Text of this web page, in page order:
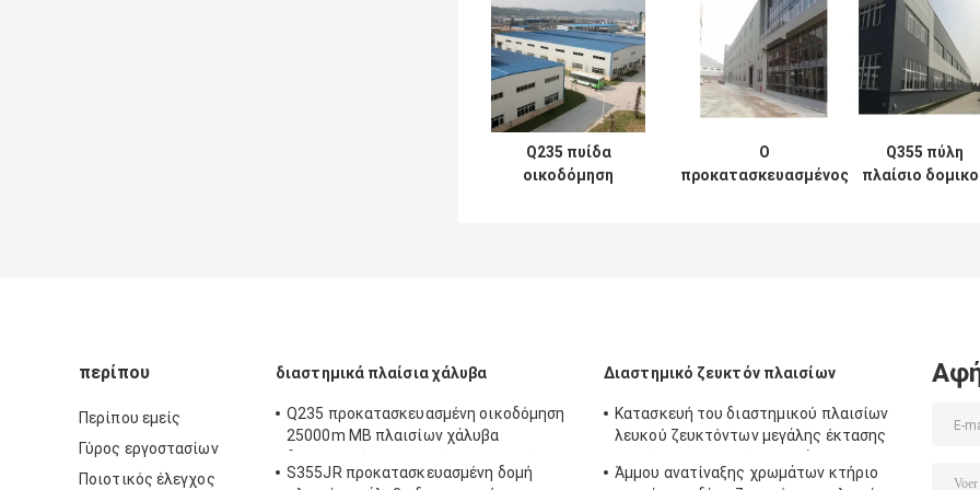
Q235 πυίδα
οικοδόμηση
Ο
προκατασκευασμένος
Q355 πύλη
πλαίσιο
περίπου
Περίπου εμείς
Γύρος εργοστασίων
Ποιοτικός έλεγχος
διαστημικά πλαίσια χάλυβα
Q235 προκατασκευασμένη οικοδόμηση
25000m ΜΒ πλαισίων χάλυβα
S355JR προκατασκευασμένη δομή
Διαστημικό ζευκτόν πλαισίων
Κατασκευή του διαστημικού πλαισίων
λευκού ζευκτόντων μεγάλης έκτασης
Άμμου ανατίναξης χρωμάτων κτήριο